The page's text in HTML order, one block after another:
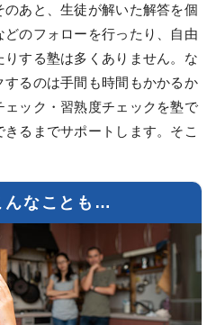
あと、生徒が解いた解答を個
のフォローを行ったり、自由
する塾は多くありません。な
るのは手間も時間もかかるか
ック・習熟度チェックを塾で
るまでサポートします。そこ
んなことも…